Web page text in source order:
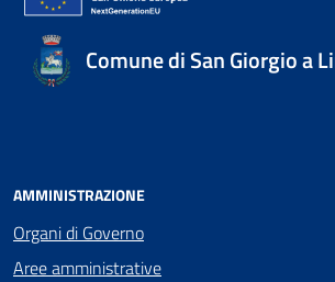
Comune di San Giorgio a
AMMINISTRAZIONE
Organi di Governo
Aree amministrative